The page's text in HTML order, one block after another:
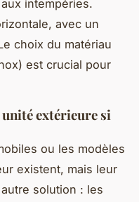
intempéries.
avec un
choix du matériau
est crucial pour
extérieure si
ou les modèles
existent, mais leur
solution : les